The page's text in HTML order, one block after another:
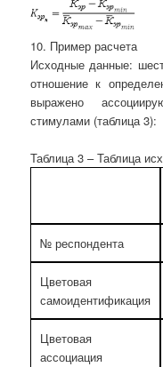
10. Пример расчета
Исходные данные:
отношение к
выражено
стимулами (таблица 3):
Таблица 3 – Таблица
№ респондента
Цветовая
самоидентификация
Цветовая
ассоциация